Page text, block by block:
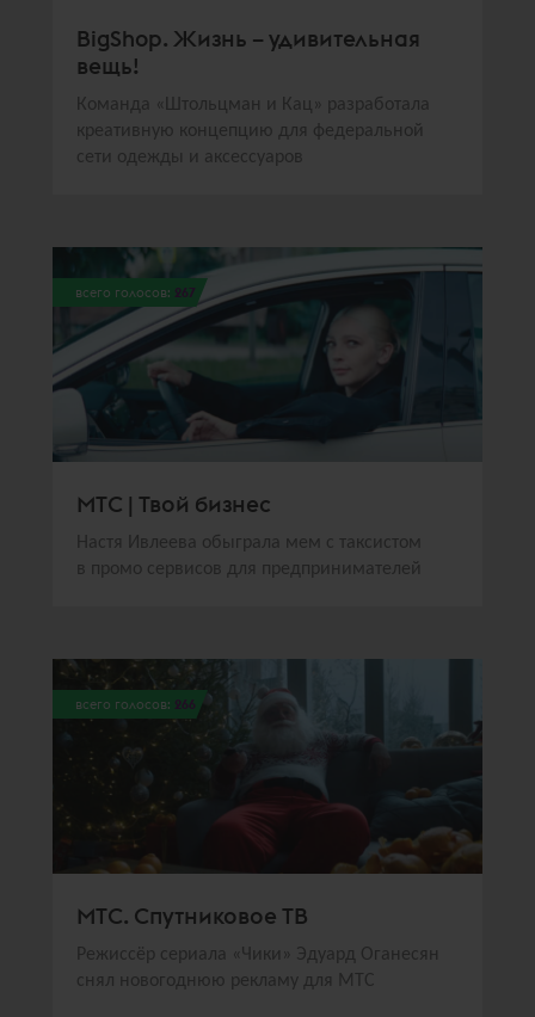
BigShop. Жизнь – удивительная
вещь!
Команда «Штольцман и Кац» разработала
креативную концепцию для федеральной
сети одежды и аксессуаров
всего голосов: 267
МТС | Твой бизнес
Настя Ивлеева обыграла мем с таксистом
в промо сервисов для предпринимателей
всего голосов: 266
МТС. Спутниковое ТВ
Режиссёр сериала «Чики» Эдуард Оганесян
снял новогоднюю рекламу для МТС